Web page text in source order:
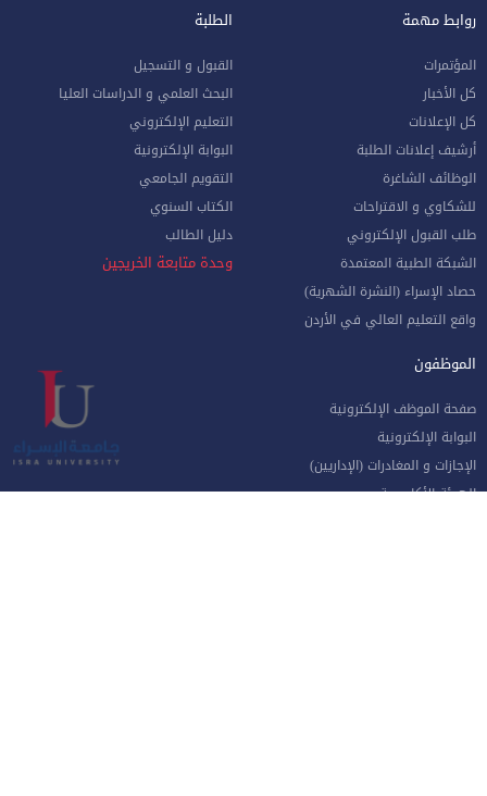
روابط مهمة
المؤتمرات
كل الأخبار
كل الإعلانات
أرشيف إعلانات الطلبة
الوظائف الشاغرة
للشكاوي و الاقتراحات
طلب القبول الإلكتروني
الشبكة الطبية المعتمدة
حصاد الإسراء (النشرة الشهرية)
واقع التعليم العالي في الأردن
الطلبة
القبول و التسجيل
البحث العلمي و الدراسات العليا
التعليم الإلكتروني
البوابة الإلكترونية
التقويم الجامعي
الكتاب السنوي
دليل الطالب
وحدة متابعة الخريجين
الموظفون
صفحة الموظف الإلكترونية
البوابة الإلكترونية
الإجازات و المغادرات (الإداريين)
الهيئة الأكاديمية